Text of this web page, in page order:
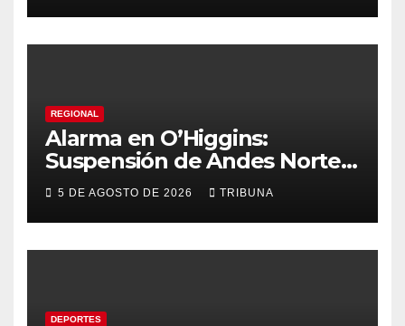
tiroides
REGIONAL
Alarma en O’Higgins:
Suspensión de Andes Norte
golpea con fuerza el empleo
y la economía regional
5 DE AGOSTO DE 2026 TRIBUNA
DEPORTES